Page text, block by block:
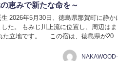
恵みで新たな命を～
2026年5月30日、徳島県那賀町に静か
た。 もみじ川上流に位置し、周辺はま
た立地です。 この宿は、徳島県が2025